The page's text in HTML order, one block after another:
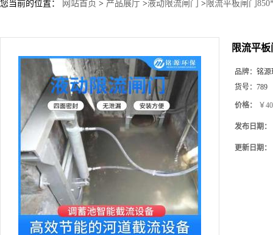
您当前的位置： 网站首页 > 产品展厅 >液动限流闸门 > 限流平板闸门
限流平
品牌： 铭源
货号： 789
价格： ￥
发布日期：
更新日期：